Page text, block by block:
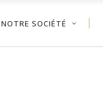
NOTRE SOCIÉTÉ